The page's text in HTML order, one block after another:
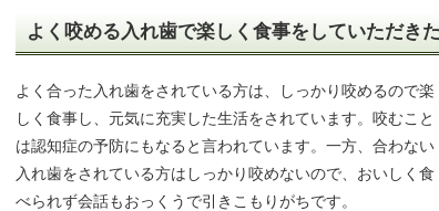
よく咬める入れ歯で楽しく食事をしていただき
よく合った入れ歯をされている方は、しっかり咬めるので楽
しく食事し、元気に充実した生活をされています。咬むこと
は認知症の予防にもなると言われています。一方、合わない
入れ歯をされている方はしっかり咬めないので、おいしく食
べられず会話もおっくうで引きこもりがちです。